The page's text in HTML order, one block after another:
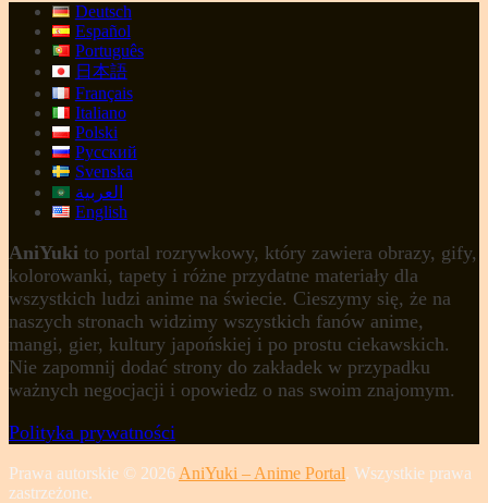
Deutsch
Español
Português
日本語
Français
Italiano
Polski
Русский
Svenska
العربية
English
AniYuki to portal rozrywkowy, który zawiera obrazy, gify,
kolorowanki, tapety i różne przydatne materiały dla
wszystkich ludzi anime na świecie. Cieszymy się, że na
naszych stronach widzimy wszystkich fanów anime,
mangi, gier, kultury japońskiej i po prostu ciekawskich.
Nie zapomnij dodać strony do zakładek w przypadku
ważnych negocjacji i opowiedz o nas swoim znajomym.
Polityka prywatności
Prawa autorskie © 2026 AniYuki – Anime Portal. Wszystkie prawa
zastrzeżone.